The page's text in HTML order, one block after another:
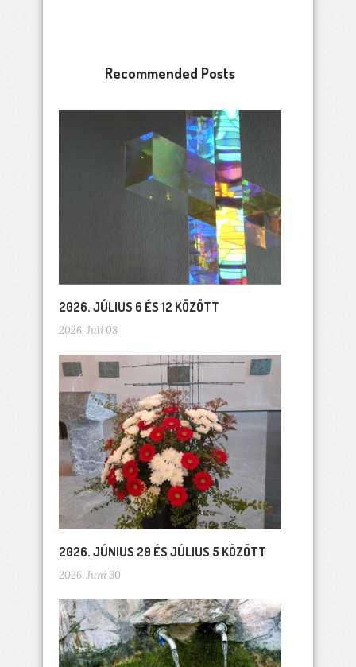
Recommended Posts
2026. JÚLIUS 6 ÉS 12 KÖZÖTT
2026. Juli 08
2026. JÚNIUS 29 ÉS JÚLIUS 5 KÖZÖTT
2026. Juni 30